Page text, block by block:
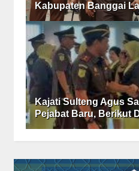
Kabupaten Banggai
Kajati Sulteng Agus
Pejabat Baru, Berikut